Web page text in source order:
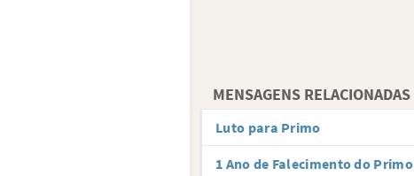
MENSAGENS RELACIONADAS
Luto para Primo
1 Ano de Falecimento do Primo